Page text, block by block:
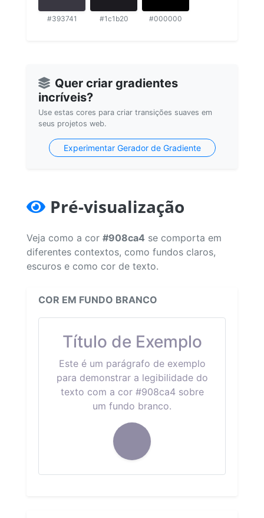
#393741 #1c1b20 #000000
Quer criar gradientes
incríveis?
Use estas cores para criar transições suaves em
seus projetos web.
Experimentar Gerador de Gradiente
Pré-visualização
Veja como a cor #908ca4 se comporta em
diferentes contextos, como fundos claros,
escuros e como cor de texto.
COR EM FUNDO BRANCO
Título de Exemplo
Este é um parágrafo de exemplo
para demonstrar a legibilidade do
texto com a cor #908ca4 sobre
um fundo branco.